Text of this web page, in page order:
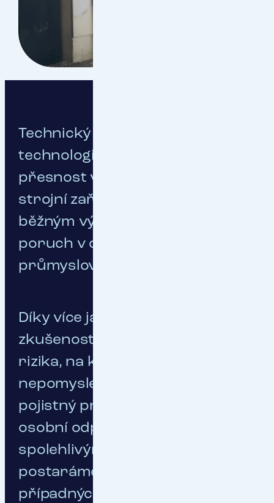
Technický pokrok, sofistikované
technologické postupy,
přesnost výroby a nároky
strojní zařízení jsou spojeny s
běžným výskytem provozních
poruch v celém procesu
průmyslové výroby.
Díky více jak 30letým
zkušenostem vytipujeme i ta
rizika, na která byste radši ani
nepomysleli. Díky tomu za
pojistný program přebíráme
osobní odpovědnost, jsme
spolehlivým partnerem a
postaráme se o náhradu i
případných nepokrytých škod.